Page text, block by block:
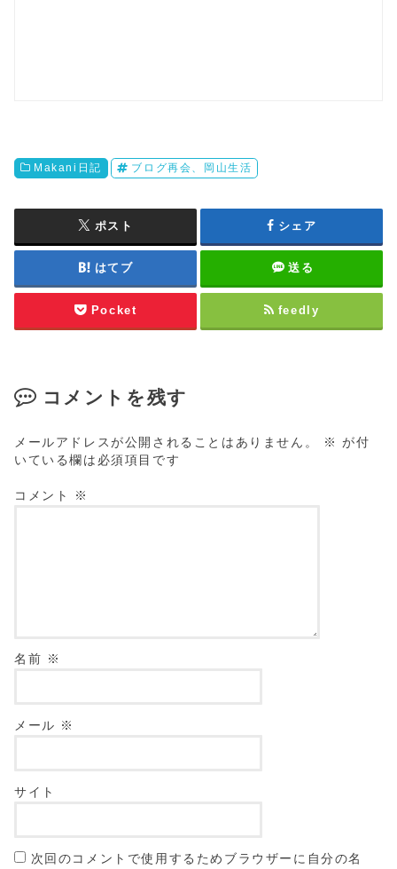
Makani日記 ブログ再会、岡山生活
ポスト シェア
はてブ 送る
Pocket feedly
コメントを残す
メールアドレスが公開されることはありません。 ※ が付
いている欄は必須項目です
コメント ※
名前 ※
メール ※
サイト
次回のコメントで使用するためブラウザーに自分の名